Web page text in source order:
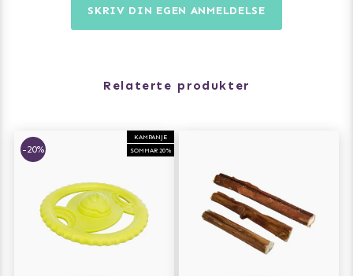
SKRIV DIN EGEN ANMELDELSE
Relaterte produkter
KAMPANJE
SOMMAR 20%
-20%